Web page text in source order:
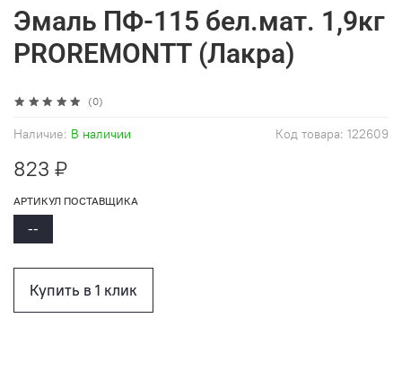
(0)
Код товара: 122609
Наличие: В наличии
Эмаль ПФ-115 бел.мат. 1,9кг
PROREMONTТ (Лакра)
823 ₽
Купить в 1 клик
АРТИКУЛ ПОСТАВЩИКА
--